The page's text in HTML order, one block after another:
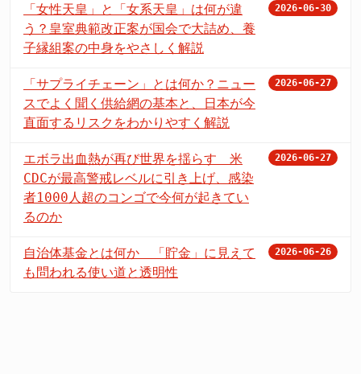
「女性天皇」と「女系天皇」は何が違
う？皇室典範改正案が国会で大詰め、養
子縁組案の中身をやさしく解説
2026-06-30
「サプライチェーン」とは何か？ニュー
スでよく聞く供給網の基本と、日本が今
直面するリスクをわかりやすく解説
2026-06-27
エボラ出血熱が再び世界を揺らす 米
CDCが最高警戒レベルに引き上げ、感染
者1000人超のコンゴで今何が起きてい
るのか
2026-06-27
自治体基金とは何か 「貯金」に見えて
も問われる使い道と透明性
2026-06-26